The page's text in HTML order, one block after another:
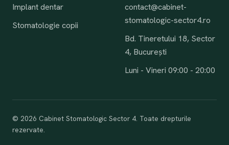
Implant dentar
Stomatologie copii
contact@cabinet-
stomatologic-sector4.ro
Bd. Tineretului 18, Sector
4, București
Luni - Vineri 09:00 - 20:00
© 2026 Cabinet Stomatologic Sector 4. Toate drepturile
rezervate.